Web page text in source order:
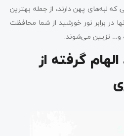
که لبه‌های پهن دارند، از جمله بهترین
در برابر نور خورشید از شما محافظت
و… تزیین می‌شوند.
گرفته از